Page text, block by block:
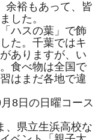
余裕もあって、皆
した。
ハスの葉」で飾
た。千葉ではキ
ありますが、い
食べ物は全国で
はまだ各地で違
8日の日曜コース
、県立生浜高校な